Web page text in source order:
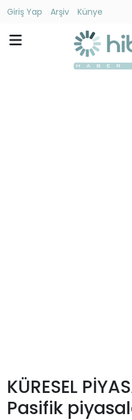
Giriş Yap Arşiv
Künye
Künye
Giriş
KÜRESEL
Pasifik